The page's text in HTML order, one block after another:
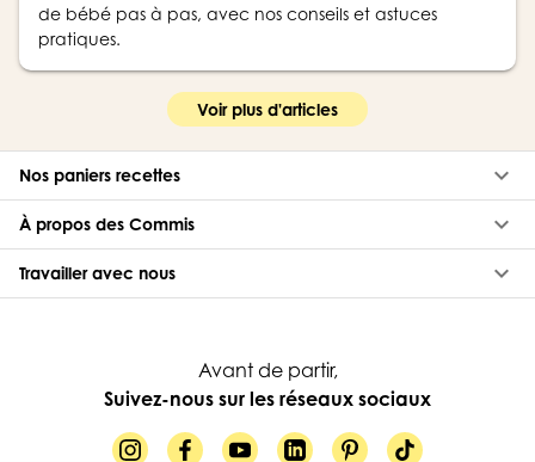
de bébé pas à pas, avec nos conseils et astuces
pratiques.
Voir plus d'articles
Nos paniers recettes keyboard_arrow_down
À propos des Commis keyboard_arrow_down
Travailler avec nous keyboard_arrow_down
Avant de partir,
Suivez-nous sur les réseaux sociaux